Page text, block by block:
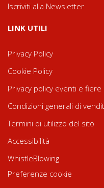
Iscriviti alla Newsletter
LINK UTILI
Privacy Policy
Cookie Policy
Privacy policy eventi e fiere
Condizioni generali di
Termini di utilizzo del sito
Accessibilità
WhistleBlowing
Preferenze cookie